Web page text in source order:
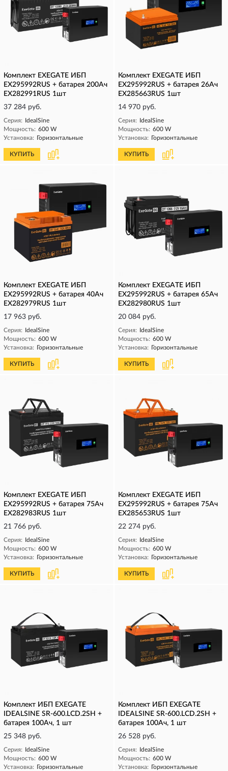
Комплект EXEGATE ИБП
EX295992RUS + батарея 200Aч
EX282991RUS 1шт
37 284 руб.
Серия: IdealSine
Мощность: 600 W
Установка: Горизонтальные
КУПИТЬ
Комплект EXEGATE ИБП
EX295992RUS + батарея 26Aч
EX285663RUS 1шт
14 970 руб.
Серия: IdealSine
Мощность: 600 W
Установка: Горизонтальные
КУПИТЬ
Комплект EXEGATE ИБП
EX295992RUS + батарея 40Aч
EX282979RUS 1шт
17 963 руб.
Серия: IdealSine
Мощность: 600 W
Установка: Горизонтальные
КУПИТЬ
Комплект EXEGATE ИБП
EX295992RUS + батарея 65Aч
EX282980RUS 1шт
20 084 руб.
Серия: IdealSine
Мощность: 600 W
Установка: Горизонтальные
КУПИТЬ
Комплект EXEGATE ИБП
EX295992RUS + батарея 75Aч
EX282983RUS 1шт
21 766 руб.
Серия: IdealSine
Мощность: 600 W
Установка: Горизонтальные
КУПИТЬ
Комплект EXEGATE ИБП
EX295992RUS + батарея 75Aч
EX285653RUS 1шт
22 274 руб.
Серия: IdealSine
Мощность: 600 W
Установка: Горизонтальные
КУПИТЬ
Комплект ИБП EXEGATE
IDEALSINE SR-600.LCD.2SH +
батарея 100Aч, 1 шт
25 348 руб.
Серия: IdealSine
Мощность: 600 W
Установка: Горизонтальные
Комплект ИБП EXEGATE
IDEALSINE SR-600.LCD.2SH +
батарея 100Aч, 1 шт
26 528 руб.
Серия: IdealSine
Мощность: 600 W
Установка: Горизонтальные